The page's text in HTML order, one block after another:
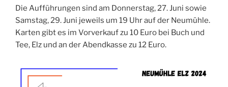
Die Aufführungen sind am Donnerstag, 27. Juni sowie
Samstag, 29. Juni jeweils um 19 Uhr auf der Neumühle.
Karten gibt es im Vorverkauf zu 10 Euro bei Buch und
Tee, Elz und an der Abendkasse zu 12 Euro.